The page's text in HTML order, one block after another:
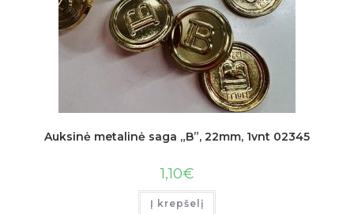
Auksinė metalinė saga „B”, 22mm, 1vnt 02345
1,10€
Į krepšelį